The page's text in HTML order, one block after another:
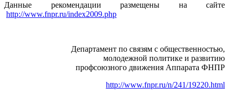
Данные рекомендации размещены на сайте
http://www.fnpr.ru/index2009.php
Департамент по связям с общественностью,
молодежной политике и развитию
профсоюзного движения Аппарата ФНПР
http://www.fnpr.ru/n/241/19220.html